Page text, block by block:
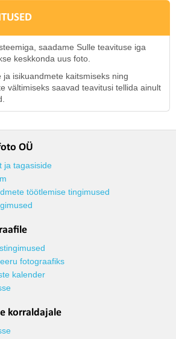
saadame Sulle teavituse iga
keskkonda uus foto.
isikuandmete kaitsmiseks ning
vältimiseks saavad teavitusi tellida ainult
OÜ
ja tagasiside
töötlemise tingimused
fotograafiks
kalender
korraldajale